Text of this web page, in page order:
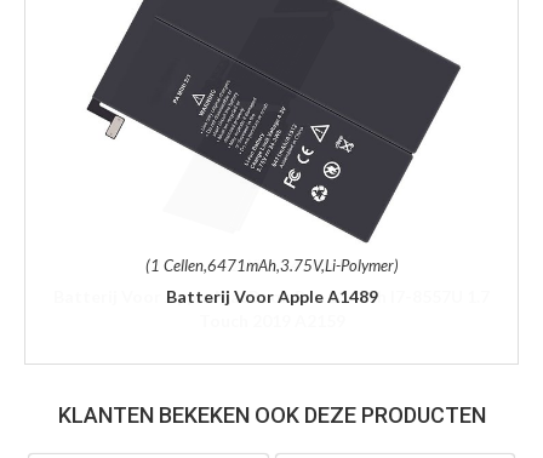
(1 Cellen,6471mAh,3.75V,Li-Polymer)
Batterij Voor Apple A1489
KLANTEN BEKEKEN OOK DEZE PRODUCTEN